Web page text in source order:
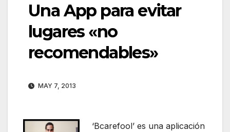
Una App para evitar
lugares «no
recomendables»
MAY 7, 2013
‘Bcarefool’ es una aplicación